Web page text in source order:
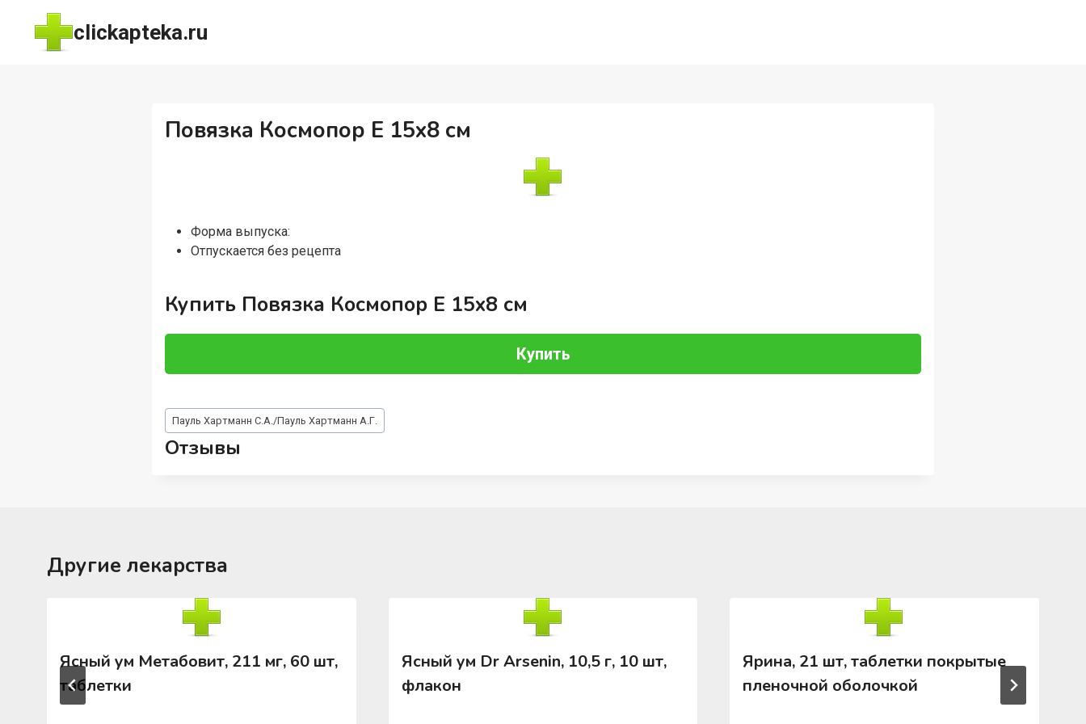
Перейти
содержимому
clickapteka.ru
Повязка Космопор Е 15х8 см
Форма выпуска:
Отпускается без рецепта
Купить Повязка Космопор Е 15х8 см
Купить
Метки
записи:
Пауль Хартманн С.А./Пауль Хартманн А.Г.
Отзывы
Другие лекарства
Ясный ум Метабовит, 211 мг, 60 шт,
таблетки
Ясный ум Dr Arsenin, 10,5 г, 10 шт,
флакон
Ярина, 21 шт, таблетки покрытые
пленочной оболочкой